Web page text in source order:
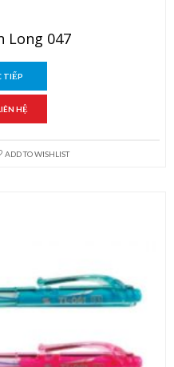
Long 047
TIẾP
HỆ
ADD TO WISHLIST